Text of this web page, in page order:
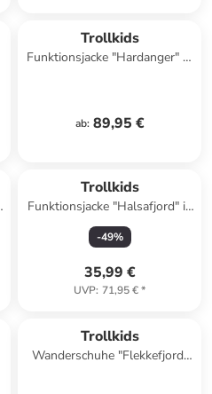
Trollkids
Funktionsjacke "Hardanger" in
ab: 89,95 €
Trollkids
Funktionsjacke "Halsafjord" in
Dunkelblau/ Lila
-49%
35,99 €
UVP: 71,95 €*
Trollkids
Wanderschuhe "Flekkefjord"